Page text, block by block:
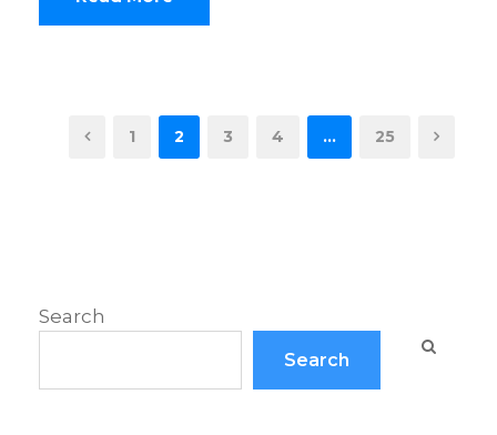
1 2 3 4 … 25
Search
Search